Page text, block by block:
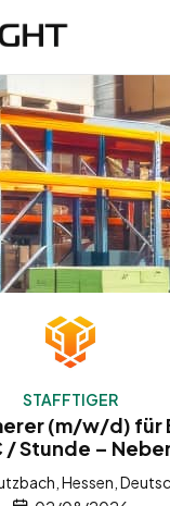
STAFFTIGER
(m/w/d) für
/ Stunde –
Hessen,